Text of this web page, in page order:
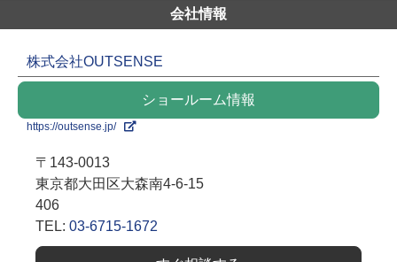
会社情報
株式会社OUTSENSE
ショールーム情報
https://outsense.jp/
〒143-0013
東京都大田区大森南4-6-15
406
TEL: 03-6715-1672